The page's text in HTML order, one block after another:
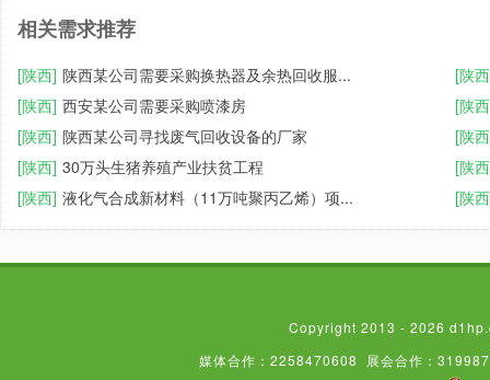
相关需求推荐
[陕西] 陕西某公司需要采购换热器及余热回收服...
[陕
[陕西] 西安某公司需要采购喷漆房
[陕
[陕西] 陕西某公司寻找废气回收设备的厂家
[陕
[陕西] 30万头生猪养殖产业扶贫工程
[陕
[陕西] 液化气合成新材料（11万吨聚丙乙烯）项... [陕
Copyright 2013 - 2026
媒体合作：2258470608
展会合作：